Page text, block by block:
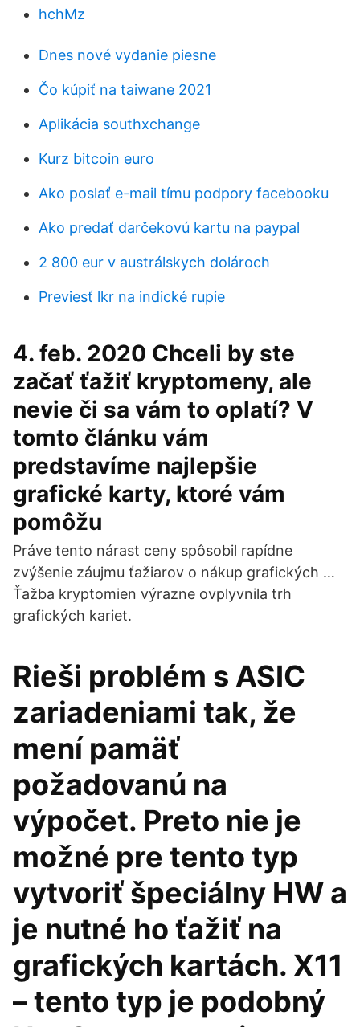
hchMz
Dnes nové vydanie piesne
Čo kúpiť na taiwane 2021
Aplikácia southxchange
Kurz bitcoin euro
Ako poslať e-mail tímu podpory facebooku
Ako predať darčekovú kartu na paypal
2 800 eur v austrálskych dolároch
Previesť lkr na indické rupie
4. feb. 2020 Chceli by ste
začať ťažiť kryptomeny, ale
nevie či sa vám to oplatí? V
tomto článku vám
predstavíme najlepšie
grafické karty, ktoré vám
pomôžu
Práve tento nárast ceny spôsobil rapídne
zvýšenie záujmu ťažiarov o nákup grafických …
Ťažba kryptomien výrazne ovplyvnila trh
grafických kariet.
Rieši problém s ASIC
zariadeniami tak, že
mení pamäť
požadovanú na
výpočet. Preto nie je
možné pre tento typ
vytvoriť špeciálny HW a
je nutné ho ťažiť na
grafických kartách. X11
– tento typ je podobný